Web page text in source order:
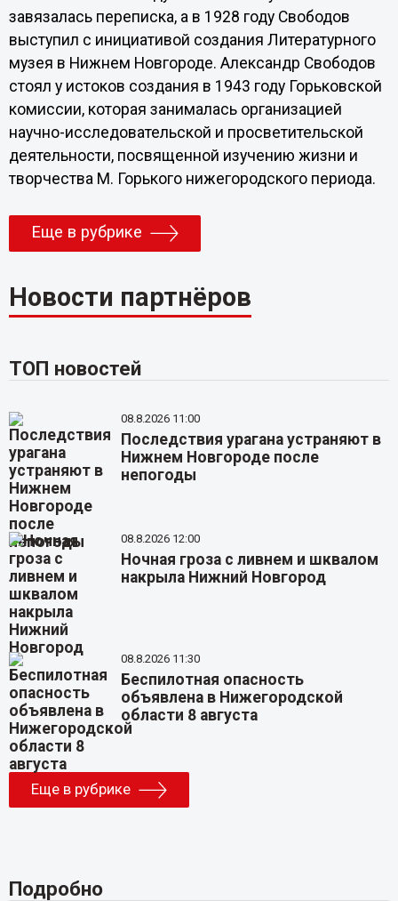
завязалась переписка, а в 1928 году Свободов
выступил с инициативой создания Литературного
музея в Нижнем Новгороде. Александр Свободов
стоял у истоков создания в 1943 году Горьковской
комиссии, которая занималась организацией
научно-исследовательской и просветительской
деятельности, посвященной изучению жизни и
творчества М. Горького нижегородского периода.
Еще в рубрике
Новости партнёров
ТОП новостей
08.8.2026 11:00
Последствия урагана устраняют в
Нижнем Новгороде после
непогоды
08.8.2026 12:00
Ночная гроза с ливнем и шквалом
накрыла Нижний Новгород
08.8.2026 11:30
Беспилотная опасность
объявлена в Нижегородской
области 8 августа
Еще в рубрике
Подробно